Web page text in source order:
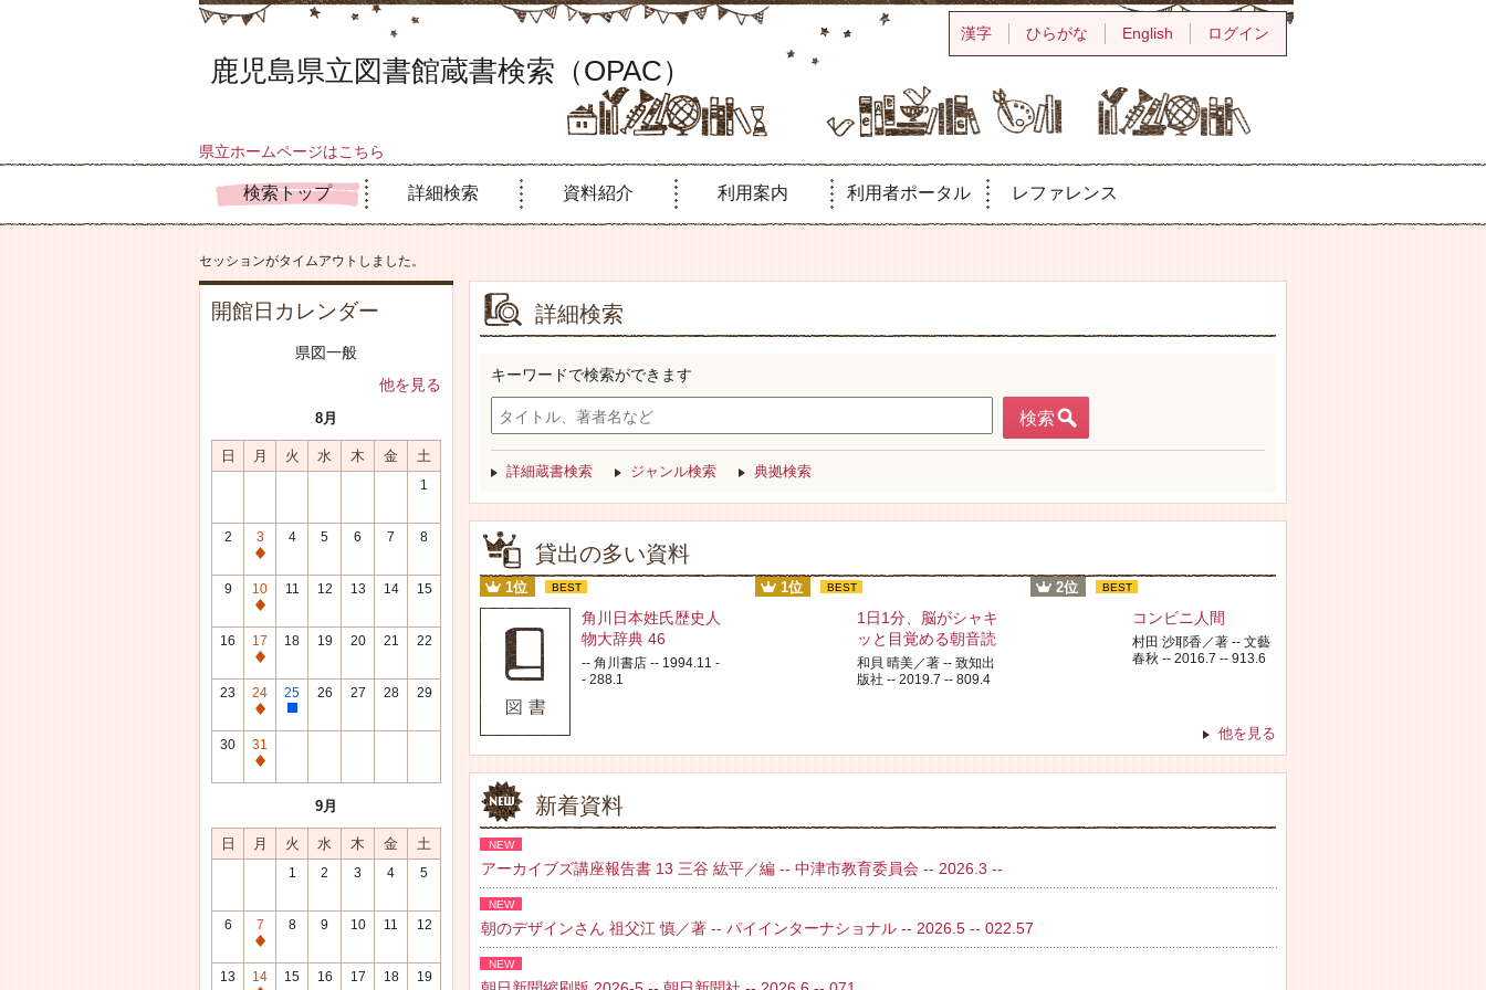
鹿児島県立図書館蔵書検索（OPAC）
県立ホームページはこちら
検索トップ 詳細検索 資料紹介 利用案内 利用者ポータル レファレンス
漢字 ひらがな English ログイン
セッションがタイムアウトしました。
開館日カレンダー
県図一般
他を見る
8月
日 月 火 水 木 金 土
1
2
3
通
常
休
館
日
4 5 6 7 8
9
10
通
常
休
館
日
11 12 13 14 15
16
17
通
常
休
館
日
18 19 20 21 22
23
24
通
常
休
館
25
整
修
26 27 28 29
30
31
通
館
日
9月
日 月 火 水 木 金 土
1 2 3 4 5
6
7
通
常
8 9 10 11 12
13 14 15 16 17 18 19
詳細検索
キーワードで検索ができます
検索
詳細蔵書検索 ジャンル検索 典拠検索
貸出の多い資料
1位 BEST
角川日本姓氏歴史人
物大辞典 46
-- 角川書店 -- 1994.11 -
- 288.1
1位 BEST
1日1分、脳がシャキ
ッと目覚める朝音読
和貝 晴美／著 -- 致知出
版社 -- 2019.7 -- 809.4
2位 BEST
コンビニ人間
村田 沙耶香／著 -- 文藝
春秋 -- 2016.7 -- 913.6
他を見る
新着資料
NEW
アーカイブズ講座報告書 13 三谷 紘平／編 -- 中津市教育委員会 -- 2026.3 --
NEW
朝のデザインさん 祖父江 慎／著 -- パイインターナショナル -- 2026.5 -- 022.57
NEW